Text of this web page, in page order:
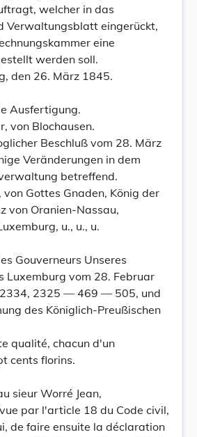
welcher in das
Verwaltungsblatt eingerückt,
eine
werden soll.
den 26. März 1845.
Ausfertigung.
von Blochausen.
Beschluß vom 28. März
Veränderungen in dem
betreffend.
Gottes Gnaden, König der
von Oranien-Nassau,
u., u., u.
Gouverneurs Unseres
Luxemburg vom 28. Februar
2334, 2325 — 469 — 505, und
des Königlich-Preußischen
qualité, chacun d'un
cents florins.
sieur Worré Jean,
par l'article 18 du Code civil,
de faire ensuite la déclaration